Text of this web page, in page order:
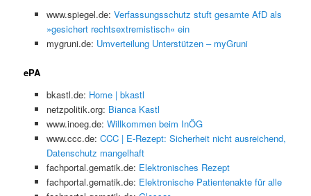
www.spiegel.de: Verfassungsschutz stuft gesamte AfD als
»gesichert rechtsextremistisch« ein
mygruni.de: Umverteilung Unterstützen – myGruni
ePA
bkastl.de: Home | bkastl
netzpolitik.org: Bianca Kastl
www.inoeg.de: Willkommen beim InÖG
www.ccc.de: CCC | E-Rezept: Sicherheit nicht ausreichend,
Datenschutz mangelhaft
fachportal.gematik.de: Elektronisches Rezept
fachportal.gematik.de: Elektronische Patientenakte für alle